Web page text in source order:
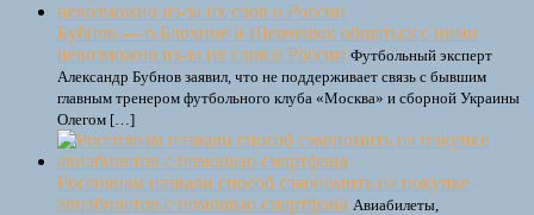
Бубнов — о Блохине и Шевченко: общаться с ними
невозможно из-за их слов о России Футбольный эксперт
Александр Бубнов заявил, что не поддерживает связь с бывшим
главным тренером футбольного клуба «Москва» и сборной Украины
Олегом […]
Россиянам назвали способ сэкономить на покупке
авиабилетов с помощью смартфона Авиабилеты,